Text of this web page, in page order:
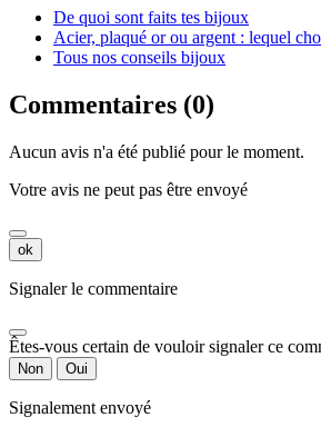
De quoi sont faits tes bijoux
Acier, plaqué or ou argent : lequel
Tous nos conseils bijoux
Commentaires (0)
Aucun avis n'a été publié pour le moment.
Votre avis ne peut pas être envoyé
ok
Signaler le commentaire
Êtes-vous certain de vouloir signaler ce
Non Oui
Signalement envoyé